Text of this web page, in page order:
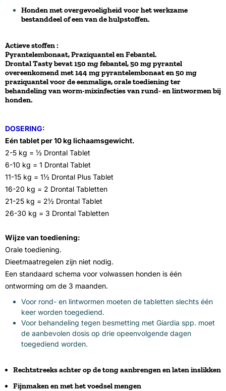
Honden met overgevoeligheid voor het werkzame
bestanddeel of een van de hulpstoffen.
Actieve stoffen :
Pyrantelembonaat, Praziquantel en Febantel.
Drontal Tasty bevat 150 mg febantel, 50 mg pyrantel
overeenkomend met 144 mg pyrantelembonaat en 50 mg
praziquantel voor de eenmalige, orale toediening ter
behandeling van worm-mixinfecties van rund- en lintwormen bij
honden.
DOSERING:
Eén tablet per 10 kg lichaamsgewicht.
2-5 kg = ½ Drontal Tablet
6-10 kg = 1 Drontal Tablet
11-15 kg = 1½ Drontal Plus Tablet
16-20 kg = 2 Drontal Tabletten
21-25 kg = 2½ Drontal Tablet
26-30 kg = 3 Drontal Tabletten
Wijze van toediening:
Orale toediening.
Dieetmaatregelen zijn niet nodig.
Een standaard schema voor volwassen honden is één
ontworming om de 3 maanden.
Voor rond- en lintwormen moeten de tabletten slechts één
keer worden toegediend.
Voor behandeling tegen besmetting met Giardia spp. moet
de aanbevolen dosis op drie opeenvolgende dagen
toegediend worden.
Rechtstreeks achter op de tong aanbrengen en laten inslikken
Fijnmaken en met het voedsel mengen